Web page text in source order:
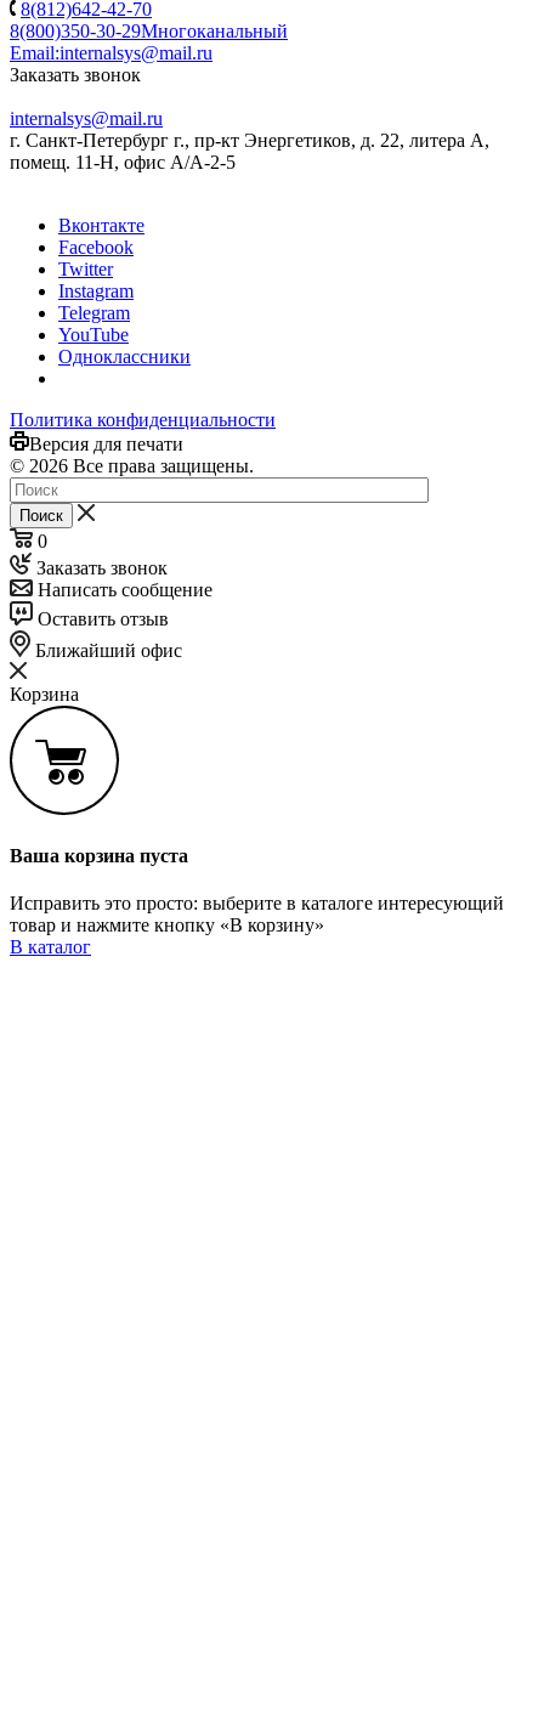
8(812)642-42-70
8(800)350-30-29Многоканальный
Email:internalsys@mail.ru
Заказать звонок
internalsys@mail.ru
г. Санкт-Петербург г., пр-кт Энергетиков, д. 22, литера А,
помещ. 11-Н, офис А/А-2-5
Вконтакте
Facebook
Twitter
Instagram
Telegram
YouTube
Одноклассники
Политика конфиденциальности
Версия для печати
© 2026 Все права защищены.
Поиск
0
Заказать звонок
Написать сообщение
Оставить отзыв
Ближайший офис
Корзина
Ваша корзина пуста
Исправить это просто: выберите в каталоге интересующий
товар и нажмите кнопку «В корзину»
В каталог